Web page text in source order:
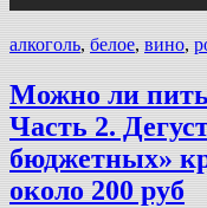
алкоголь, белое, вино,
Можно ли пить
Часть 2.
бюджетных»
около 200 руб